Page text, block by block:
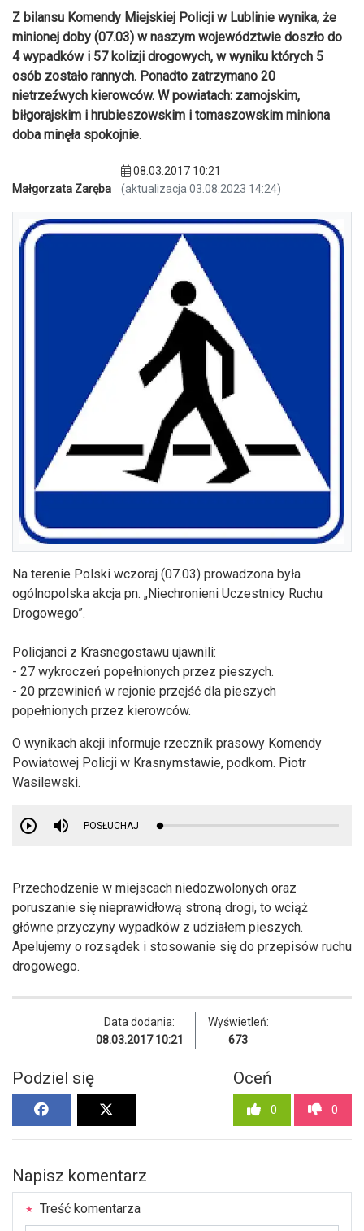
Z bilansu Komendy Miejskiej Policji w Lublinie wynika, że
minionej doby (07.03) w naszym województwie doszło do
4 wypadków i 57 kolizji drogowych, w wyniku których 5
osób zostało rannych. Ponadto zatrzymano 20
nietrzeźwych kierowców. W powiatach: zamojskim,
biłgorajskim i hrubieszowskim i tomaszowskim miniona
doba minęła spokojnie.
Małgorzata Zaręba
08.03.2017 10:21
(aktualizacja 03.08.2023 14:24)
Na terenie Polski wczoraj (07.03) prowadzona była
ogólnopolska akcja pn. „Niechronieni Uczestnicy Ruchu
Drogowego”.
Policjanci z Krasnegostawu ujawnili:
- 27 wykroczeń popełnionych przez pieszych.
- 20 przewinień w rejonie przejść dla pieszych
popełnionych przez kierowców.
O wynikach akcji informuje rzecznik prasowy Komendy
Powiatowej Policji w Krasnymstawie, podkom. Piotr
Wasilewski.
POSŁUCHAJ
Przechodzenie w miejscach niedozwolonych oraz
poruszanie się nieprawidłową stroną drogi, to wciąż
główne przyczyny wypadków z udziałem pieszych.
Apelujemy o rozsądek i stosowanie się do przepisów ruchu
drogowego.
Data dodania:
08.03.2017 10:21
Wyświetleń:
673
Podziel się Oceń
0 0
Napisz komentarz
Treść komentarza